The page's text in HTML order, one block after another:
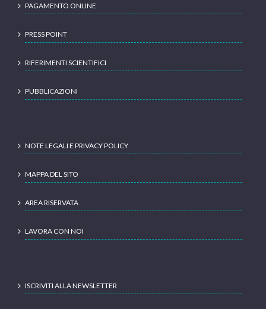
PAGAMENTO ONLINE
PRESS POINT
RIFERIMENTI SCIENTIFICI
PUBBLICAZIONI
NOTE LEGALI E PRIVACY POLICY
MAPPA DEL SITO
AREA RISERVATA
LAVORA CON NOI
ISCRIVITI ALLA NEWSLETTER